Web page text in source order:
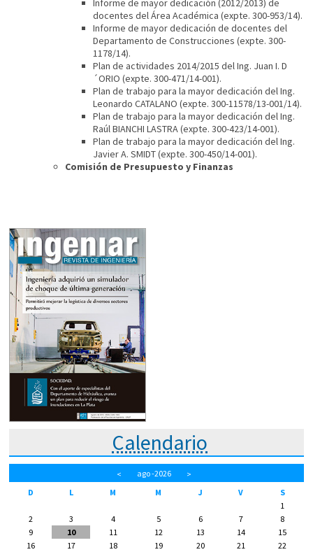
Informe de mayor dedicación (2012/2013) de
docentes del Área Académica (expte. 300-953/14).
Informe de mayor dedicación de docentes del
Departamento de Construcciones (expte. 300-
1178/14).
Plan de actividades 2014/2015 del Ing. Juan I. D
´ORIO (expte. 300-471/14-001).
Plan de trabajo para la mayor dedicación del Ing.
Leonardo CATALANO (expte. 300-11578/13-001/14).
Plan de trabajo para la mayor dedicación del Ing.
Raúl BIANCHI LASTRA (expte. 300-423/14-001).
Plan de trabajo para la mayor dedicación del Ing.
Javier A. SMIDT (expte. 300-450/14-001).
Comisión de Presupuesto y Finanzas
Calendario
< ago-2026
>
D
L M M J V
S
1
2
3 4 5 6 7
8
9
10 11 12 13 14
15
16
17 18 19 20 21 22